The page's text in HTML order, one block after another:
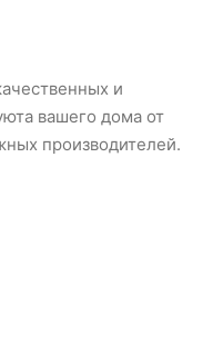
и
вашего дома от
производителей.